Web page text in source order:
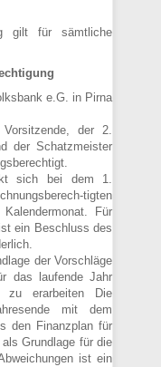
gilt für sämtliche
e.G. in Pirna
der 2.
der Schatzmeister
sich bei dem 1.
tigten
Für
ein Beschluss des
der Vorschläge
das laufende Jahr
erarbeiten Die
mit dem
den Finanzplan für
Grundlage für die
ist ein